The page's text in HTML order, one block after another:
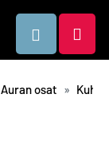
Hae
Auran osat Kuhn